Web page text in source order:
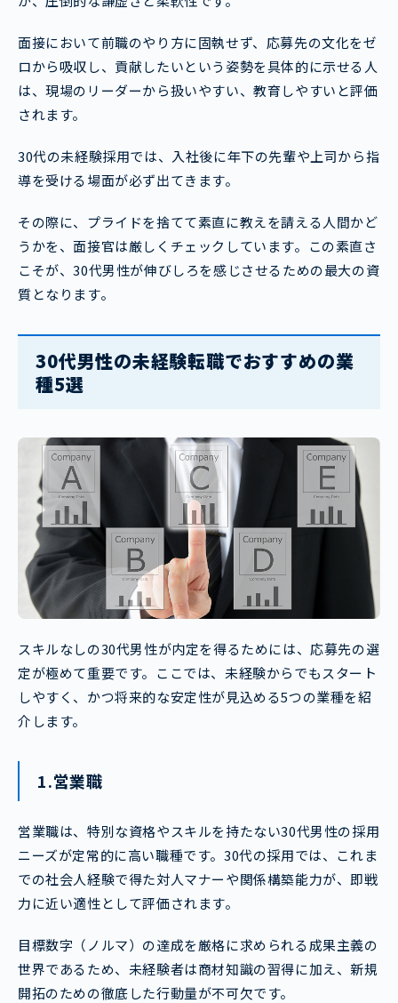
面接において前職のやり方に固執せず、応募先の文化をゼ
ロから吸収し、貢献したいという姿勢を具体的に示せる人
は、現場のリーダーから扱いやすい、教育しやすいと評価
されます。
30代の未経験採用では、入社後に年下の先輩や上司から指
導を受ける場面が必ず出てきます。
その際に、プライドを捨てて素直に教えを請える人間かど
うかを、面接官は厳しくチェックしています。この素直さ
こそが、30代男性が伸びしろを感じさせるための最大の資
質となります。
30代男性の未経験転職でおすすめの業
種5選
スキルなしの30代男性が内定を得るためには、応募先の選
定が極めて重要です。ここでは、未経験からでもスタート
しやすく、かつ将来的な安定性が見込める5つの業種を紹
介します。
1.営業職
営業職は、特別な資格やスキルを持たない30代男性の採用
ニーズが定常的に高い職種です。30代の採用では、これま
での社会人経験で得た対人マナーや関係構築能力が、即戦
力に近い適性として評価されます。
目標数字（ノルマ）の達成を厳格に求められる成果主義の
世界であるため、未経験者は商材知識の習得に加え、新規
開拓のための徹底した行動量が不可欠です。